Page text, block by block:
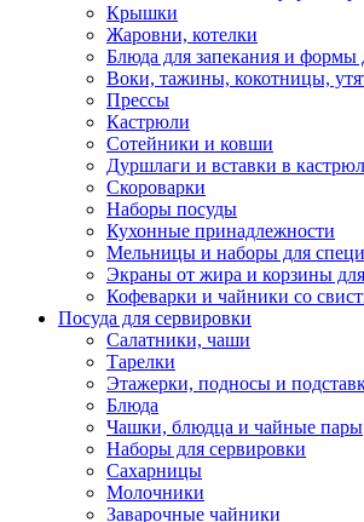
Крышки
Жаровни, котелки
Блюда для запекания и формы
Воки, тажины, кокотницы,
Прессы
Кастрюли
Сотейники и ковши
Дуршлаги и вставки в
Скороварки
Наборы посуды
Кухонные принадлежности
Мельницы и наборы для
Экраны от жира и корзины
Кофеварки и чайники со
Посуда для сервировки
Салатники, чаши
Тарелки
Этажерки, подносы и
Блюда
Чашки, блюдца и чайные пары
Наборы для сервировки
Сахарницы
Молочники
Заварочные чайники